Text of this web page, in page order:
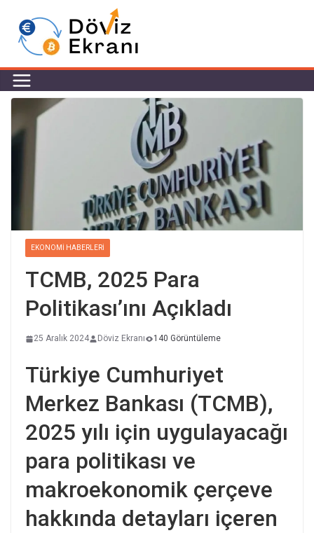
EKONOMI HABERLERI
TCMB, 2025 Para
Politikası’ını Açıkladı
25 Aralık 2024 Döviz Ekranı 140 Görüntüleme
Türkiye Cumhuriyet
Merkez Bankası (TCMB),
2025 yılı için uygulayacağı
para politikası ve
makroekonomik çerçeve
hakkında detayları içeren